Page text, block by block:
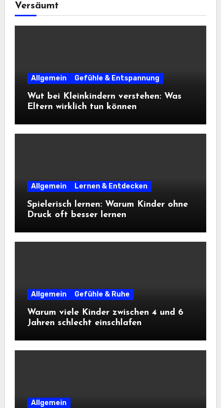
Versäumt
Allgemein Gefühle & Entspannung
Wut bei Kleinkindern verstehen: Was
Eltern wirklich tun können
Allgemein Lernen & Entdecken
Spielerisch lernen: Warum Kinder ohne
Druck oft besser lernen
Allgemein Gefühle & Ruhe
Warum viele Kinder zwischen 4 und 6
Jahren schlecht einschlafen
Allgemein